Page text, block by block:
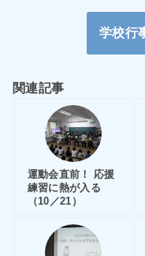
学校行
関連記事
運動会直前！ 応援
練習に熱が入る
（10／21）